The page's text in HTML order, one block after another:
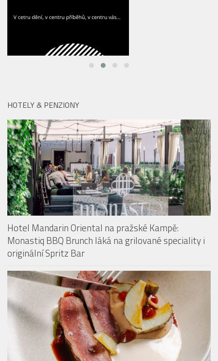
HOTELY & PENZIONY
Hotel Mandarin Oriental na pražské Kampě:
Monastiq BBQ Brunch láká na grilované speciality i
originální Spritz Bar